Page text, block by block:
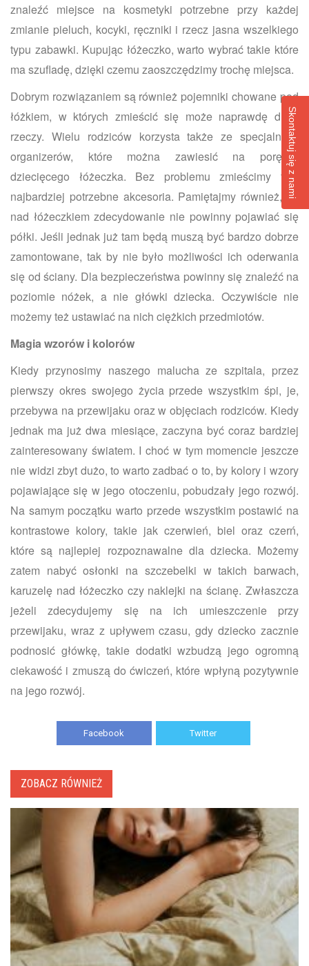
znaleźć miejsce na kosmetyki potrzebne przy każdej
zmianie pieluch, kocyki, ręczniki i rzecz jasna wszelkiego
typu zabawki. Kupując łóżeczko, warto wybrać takie które
ma szufladę, dzięki czemu zaoszczędzimy trochę miejsca.
Dobrym rozwiązaniem są również pojemniki chowane pod
łóżkiem, w których zmieścić się może naprawdę dużo
rzeczy. Wielu rodziców korzysta także ze specjalnych
organizerów, które można zawiesić na poręczy
dziecięcego łóżeczka. Bez problemu zmieścimy tam
najbardziej potrzebne akcesoria. Pamiętajmy również, że
nad łóżeczkiem zdecydowanie nie powinny pojawiać się
półki. Jeśli jednak już tam będą muszą być bardzo dobrze
zamontowane, tak by nie było możliwości ich oderwania
się od ściany. Dla bezpieczeństwa powinny się znaleźć na
poziomie nóżek, a nie główki dziecka. Oczywiście nie
możemy też ustawiać na nich ciężkich przedmiotów.
Magia wzorów i kolorów
Kiedy przynosimy naszego malucha ze szpitala, przez
pierwszy okres swojego życia przede wszystkim śpi, je,
przebywa na przewijaku oraz w objęciach rodziców. Kiedy
jednak ma już dwa miesiące, zaczyna być coraz bardziej
zainteresowany światem. I choć w tym momencie jeszcze
nie widzi zbyt dużo, to warto zadbać o to, by kolory i wzory
pojawiające się w jego otoczeniu, pobudzały jego rozwój.
Na samym początku warto przede wszystkim postawić na
kontrastowe kolory, takie jak czerwień, biel oraz czerń,
które są najlepiej rozpoznawalne dla dziecka. Możemy
zatem nabyć osłonki na szczebelki w takich barwach,
karuzelę nad łóżeczko czy naklejki na ścianę. Zwłaszcza
jeżeli zdecydujemy się na ich umieszczenie przy
przewijaku, wraz z upływem czasu, gdy dziecko zacznie
podnosić główkę, takie dodatki wzbudzą jego ogromną
ciekawość i zmuszą do ćwiczeń, które wpłyną pozytywnie
na jego rozwój.
Facebook Twitter
ZOBACZ RÓWNIEŻ
Skontaktuj się z nami